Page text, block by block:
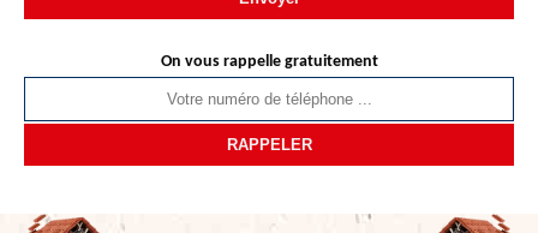
On vous rappelle gratuitement